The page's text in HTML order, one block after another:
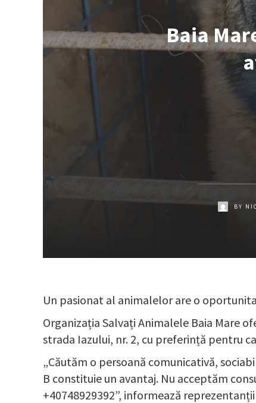
Baia
BY
Un pasionat al animalelor are o
Organizația Salvați Animalele Baia Mare
strada Iazului, nr. 2, cu preferință pentru
„Căutăm o persoană comunicativă,
B constituie un avantaj. Nu acceptăm
+40748929392”, informează